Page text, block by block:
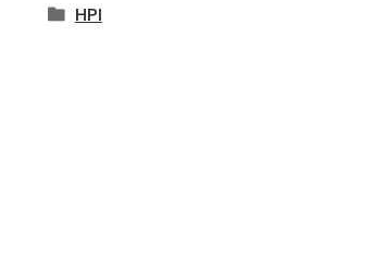
HPI